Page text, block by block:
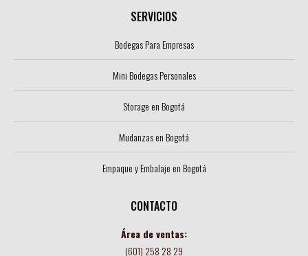
SERVICIOS
Bodegas Para Empresas
Mini Bodegas Personales
Storage en Bogotá
Mudanzas en Bogotá
Empaque y Embalaje en Bogotá
CONTACTO
Área de ventas:
(601) 258 28 29